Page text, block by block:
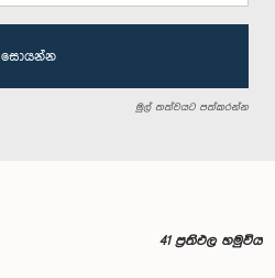
සොයන්න
මුල් තත්වයට පත්කරන්න
41 ප්‍රතිඵල හමුවිය